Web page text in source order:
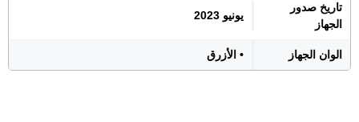
تاريخ صدور
الجهاز
يونيو 2023
الوان الجهاز • الأزرق